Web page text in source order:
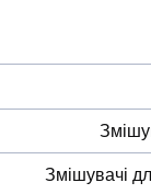
Змішувачі